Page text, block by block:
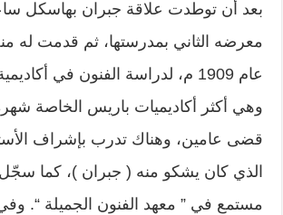
بعد أن توطدت علاقة جبران بهاسكل
معرضه الثاني بمدرستها، ثم قدمت له
عام 1909 م، لدراسة الفنون في
وهي أكثر أكاديميات باريس الخاصة
قضى عامين، وهناك تدرب بإشراف
الذي كان يشكو منه ( جبران )، كما
مستمع في ” معهد الفنون الجميلة “. وفي